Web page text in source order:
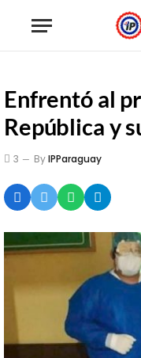
Enfrentó al
República y
3 ByIPParaguay